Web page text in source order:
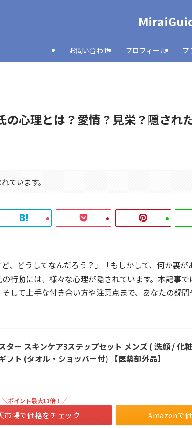
お問い合わせ プロフィール プ
の心理とは？愛情？見栄？隠され
ています。
ど、どうしてなんだろう？」「もしかして、何か裏
行動には、様々な心理が隠されています。本記事
して上手な付き合い方や注意点まで、あなたの疑
ター スキンケア3ステップセット メンズ ( 洗顔 / 化
フト (タオル・ショッパー付) 【医薬部外品】
Amazonで
＼ポイント最大11倍！／
市場で価格をチェック